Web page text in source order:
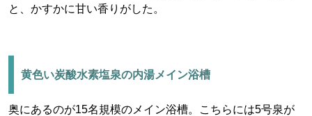
と、かすかに甘い香りがした。
黄色い炭酸水素塩泉の内湯メイン浴槽
奥にあるのが15名規模のメイン浴槽。こちらには5号泉が